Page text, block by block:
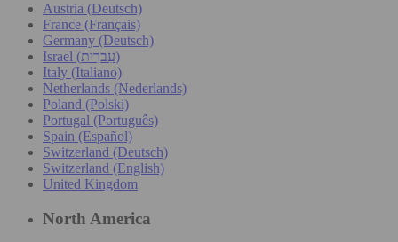
Austria (Deutsch)
France (Français)
Germany (Deutsch)
Israel (עִברִית)
Italy (Italiano)
Netherlands (Nederlands)
Poland (Polski)
Portugal (Português)
Spain (Español)
Switzerland (Deutsch)
Switzerland (English)
United Kingdom
North America